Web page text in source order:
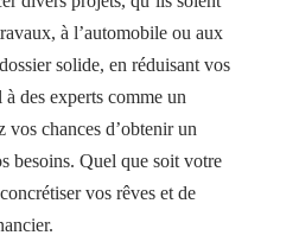
à l’automobile ou aux
solide, en réduisant vos
des experts comme un
chances d’obtenir un
besoins. Quel que soit votre
vos rêves et de